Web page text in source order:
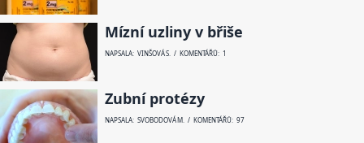
Mízní uzliny v břiše
NAPSALA: VINŠOVÁ S. / KOMENTÁŘŮ: 1
Zubní protézy
NAPSALA: SVOBODOVÁ M. / KOMENTÁŘŮ: 97